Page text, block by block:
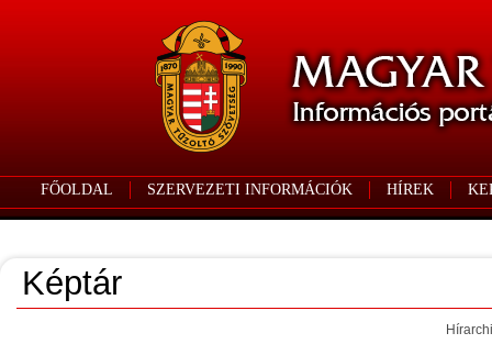
FŐOLDAL SZERVEZETI INFORMÁCIÓK HÍREK
Képtár